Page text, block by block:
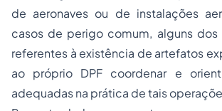
de aeronaves ou de instalações
casos de perigo comum, alguns
referentes à existência de artefatos
ao próprio DPF coordenar e
adequadas na prática de tais